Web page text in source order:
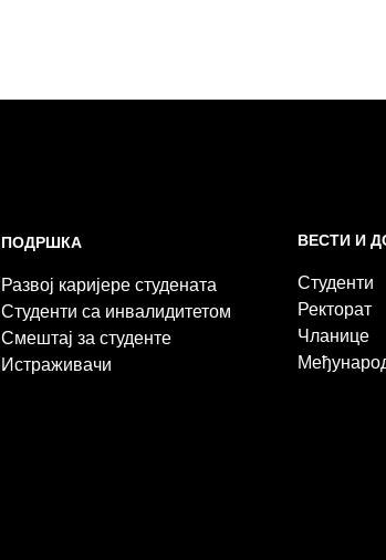
ПОДРШКА
Развој каријере студената
Студенти са инвалидитетом
Смештај за студенте
Истраживачи
ВЕСТИ И
Студенти
Ректорат
Чланице